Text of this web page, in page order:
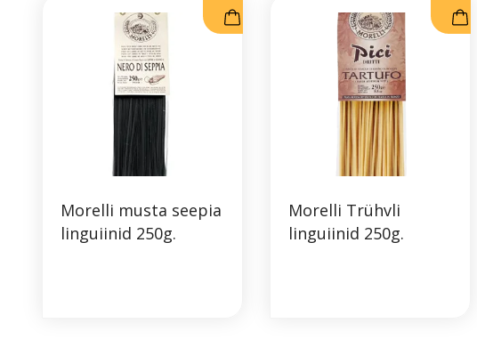
Morelli musta seepia
linguiinid 250g.
Morelli Trühvli
linguiinid 250g.